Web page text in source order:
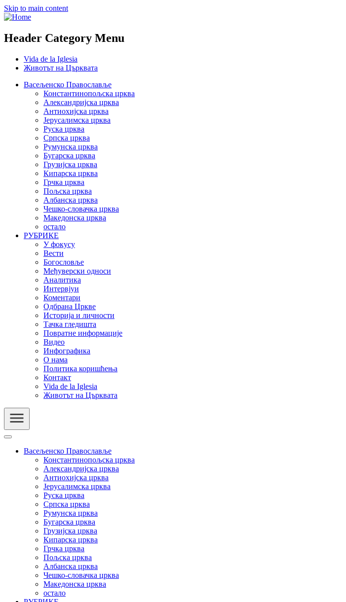
Skip to main content
Header Category Menu
Vida de la Iglesia
Животът на Църквата
Васељенско Православље
Константинопољска црква
Александријска црква
Антиохијска црква
Јерусалимска црква
Руска црква
Српска црква
Румунска црква
Бугарска црква
Грузијска црква
Кипарска црква
Грчка црква
Пољска црква
Албанска црква
Чешко-словачка црква
Македонска црква
остало
РУБРИКЕ
У фокусу
Вести
Богословље
Међуверски односи
Аналитика
Интервјуи
Коментари
Одбрана Цркве
Историја и личности
Тачка гледишта
Повратне информације
Видео
Инфографика
О нама
Политика коришћења
Контакт
Vida de la Iglesia
Животът на Църквата
Васељенско Православље
Константинопољска црква
Александријска црква
Антиохијска црква
Јерусалимска црква
Руска црква
Српска црква
Румунска црква
Бугарска црква
Грузијска црква
Кипарска црква
Грчка црква
Пољска црква
Албанска црква
Чешко-словачка црква
Македонска црква
остало